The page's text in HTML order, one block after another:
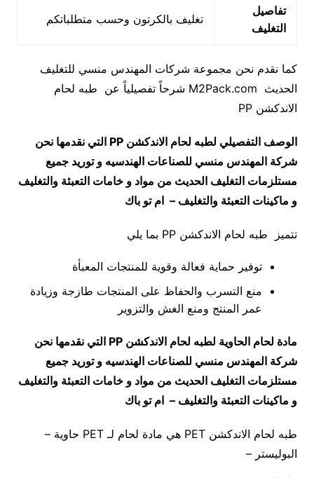
تفاصيل
التغليف
تغليف بالكرتون وحسب متطلباتكم
كما نقدم نحن مجموعة شركات المهندس منسي للتغليف
الحديث M2Pack.com شرحاً تفصيلياً عن طبه لحام
الاندكشن PP
الوصف التفصيلي لطبه لحام الاندكشن PP التي نقدمها نحن
شركة المهندس منسي للصناعات الهندسيه و توريد جميع
مستلزمات التغليف الحديث من مواد و خامات التعبئة والتغليف
و ماكينات التعبئة والتغليف – ام تو باك
تتميز طبه لحام الاندكشن PP بما يلي
توفير حماية فعالة وقوية للمنتجات المعبأة
منع التسرب والحفاظ على المنتجات طازجة وزيادة
عمر المنتج ومنع الغش والتزوير
مادة لحام الحاوية لطبه لحام الاندكشن PP التي نقدمها نحن
شركة المهندس منسي للصناعات الهندسيه و توريد جميع
مستلزمات التغليف الحديث من مواد و خامات التعبئة والتغليف
و ماكينات التعبئة والتغليف – ام تو باك
طبه لحام الاندكشن PET هي مادة لحام لـ PET حاوية –
البوليستر –